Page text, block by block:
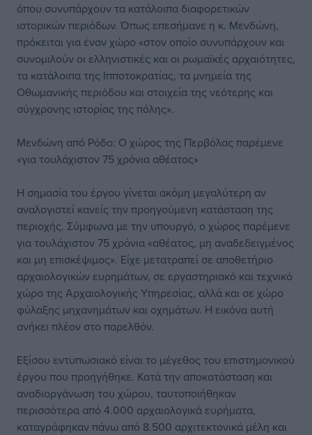
όπου συνυπάρχουν τα κατάλοιπα διαφορετικών
ιστορικών περιόδων. Όπως επεσήμανε η κ. Μενδώνη,
πρόκειται για έναν χώρο «στον οποίο συνυπάρχουν και
συνομιλούν οι ελληνιστικές και οι ρωμαϊκές αρχαιότητες,
τα κατάλοιπα της Ιπποτοκρατίας, τα μνημεία της
Οθωμανικής περιόδου και στοιχεία της νεότερης και
σύγχρονης ιστορίας της πόλης».
Μενδώνη από Ρόδο: Ο χώρος της Περβόλας παρέμενε
«για τουλάχιστον 75 χρόνια αθέατος»
Η σημασία του έργου γίνεται ακόμη μεγαλύτερη αν
αναλογιστεί κανείς την προηγούμενη κατάσταση της
περιοχής. Σύμφωνα με την υπουργό, ο χώρος παρέμενε
για τουλάχιστον 75 χρόνια «αθέατος, μη αναδεδειγμένος
και μη επισκέψιμος». Είχε μετατραπεί σε αποθετήριο
αρχαιολογικών ευρημάτων, σε εργαστηριακό και τεχνικό
χώρο της Αρχαιολογικής Υπηρεσίας, αλλά και σε χώρο
φύλαξης μηχανημάτων και οχημάτων. Η εικόνα αυτή
ανήκει πλέον στο παρελθόν.
Εξίσου εντυπωσιακό είναι το μέγεθος του επιστημονικού
έργου που προηγήθηκε. Κατά την αποκατάσταση και
αναδιοργάνωση του χώρου, ταυτοποιήθηκαν
περισσότερα από 4.000 αρχαιολογικά ευρήματα,
καταγράφηκαν πάνω από 8.500 αρχιτεκτονικά μέλη και